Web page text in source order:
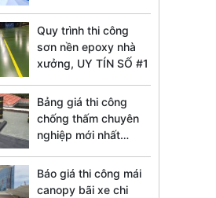
Quy trình thi công
sơn nền epoxy nhà
xưởng, UY TÍN SỐ #1
Bảng giá thi công
chống thấm chuyên
nghiệp mới nhất
Báo giá thi công mái
canopy bãi xe chi